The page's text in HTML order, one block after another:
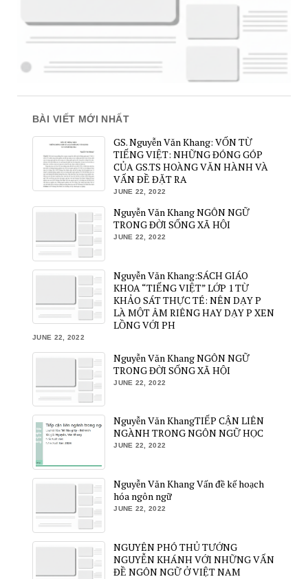
BÀI VIẾT MỚI NHẤT
GS. Nguyễn Văn Khang: VỐN TỪ
TIẾNG VIỆT: NHỮNG ĐÓNG GÓP
CỦA GS.TS HOÀNG VĂN HÀNH VÀ
VẤN ĐỀ ĐẶT RA
JUNE 22, 2022
Nguyễn Văn Khang NGÔN NGỮ
TRONG ĐỜI SỐNG XÃ HỘI
JUNE 22, 2022
Nguyễn Văn Khang:SÁCH GIÁO
KHOA “TIẾNG VIỆT” LỚP 1 TỪ
KHẢO SÁT THỰC TÉ: NÊN DẠY P
LÀ MỘT ÂM RIÊNG HAY DẠY P XEN
LỒNG VỚI PH
JUNE 22, 2022
Nguyễn Văn Khang NGÔN NGỮ
TRONG ĐỜI SỐNG XÃ HỘI
JUNE 22, 2022
Nguyễn Văn KhangTIẾP CẬN LIÊN
NGÀNH TRONG NGÔN NGỮ HỌC
JUNE 22, 2022
Nguyễn Văn Khang Vấn đề kế hoạch
hóa ngôn ngữ
JUNE 22, 2022
NGUYÊN PHÓ THỦ TƯỚNG
NGUYỄN KHÁNH VỚI NHỮNG VẤN
ĐỀ NGÔN NGỮ Ở VIỆT NAM